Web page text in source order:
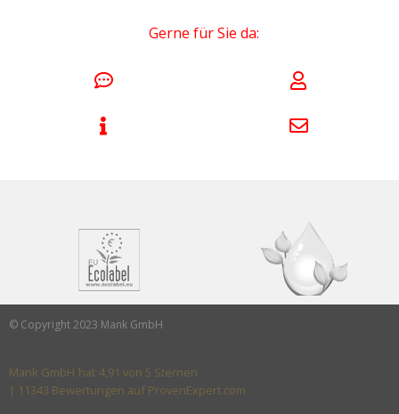
Gerne für Sie da:
© Copyright 2023 Mank GmbH
Mank GmbH hat 4,91 von 5 Sternen
| 11343 Bewertungen auf ProvenExpert.com